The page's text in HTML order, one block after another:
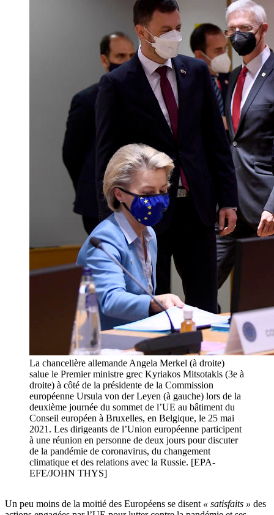
La chancelière allemande Angela Merkel (à droite)
salue le Premier ministre grec Kyriakos Mitsotakis (3e à
droite) à côté de la présidente de la Commission
européenne Ursula von der Leyen (à gauche) lors de la
deuxième journée du sommet de l’UE au bâtiment du
Conseil européen à Bruxelles, en Belgique, le 25 mai
2021. Les dirigeants de l’Union européenne participent
à une réunion en personne de deux jours pour discuter
de la pandémie de coronavirus, du changement
climatique et des relations avec la Russie. [EPA-
EFE/JOHN THYS]
Un peu moins de la moitié des Européens se disent « satisfaits » des